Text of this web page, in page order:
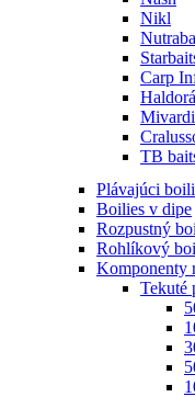
Nikl
Carp
Mivardi
TB
Plávajúci
Boilies v dipe
Rozpustný
Rohlíkový
Komponenty
Tekuté